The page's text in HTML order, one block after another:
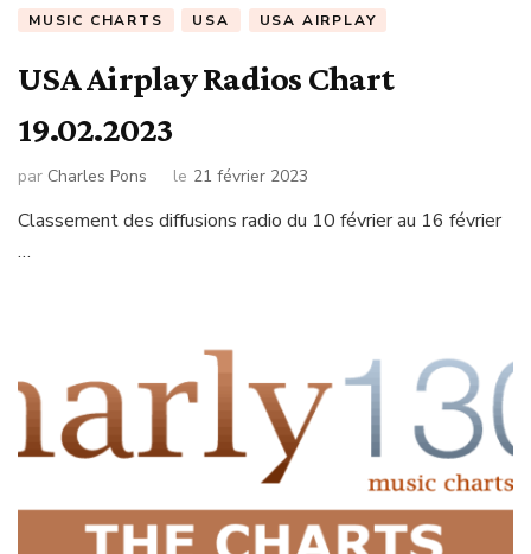
MUSIC CHARTS USA USA AIRPLAY
USA Airplay Radios Chart
19.02.2023
par Charles Pons le 21 février 2023
Classement des diffusions radio du 10 février au 16 février
…